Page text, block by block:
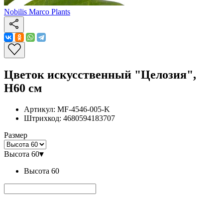
Nobilis Marco Plants
Цветок искусственный "Целозия",
H60 см
Артикул: MF-4546-005-K
Штрихкод: 4680594183707
Размер
Высота 60▾
Высота 60